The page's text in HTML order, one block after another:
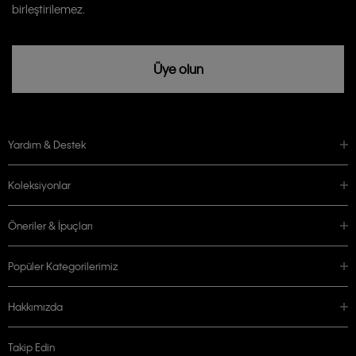
birleştirilemez.
Üye olun
Yardım & Destek
Koleksiyonlar
Öneriler & İpuçları
Popüler Kategorilerimiz
Hakkımızda
Takip Edin